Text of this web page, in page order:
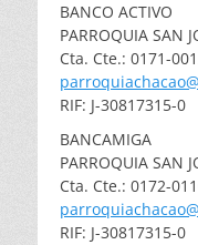
BANCO ACTIVO
PARROQUIA SAN
Cta. Cte.: 0171-
RIF: J-30817315-0
BANCAMIGA
PARROQUIA SAN
Cta. Cte.: 0172-
RIF: J-30817315-0